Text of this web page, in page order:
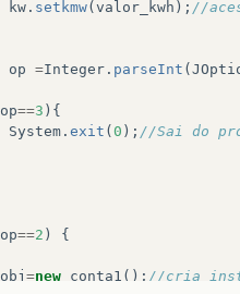
kw . setkmw( valor_kwh ); //
op =Integer . parseInt (
op==3 ){
System . exit ( 0 ); //Sai do
op==2 ) {
obj =new conta1 (); //cria